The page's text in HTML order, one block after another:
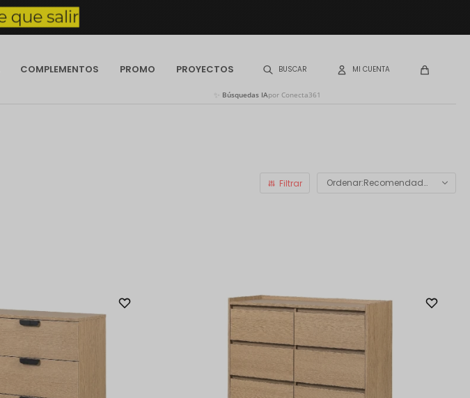
COMPLEMENTOS PROMO PROYECTOS
Búsquedas IApor Conecta361
Recomendados